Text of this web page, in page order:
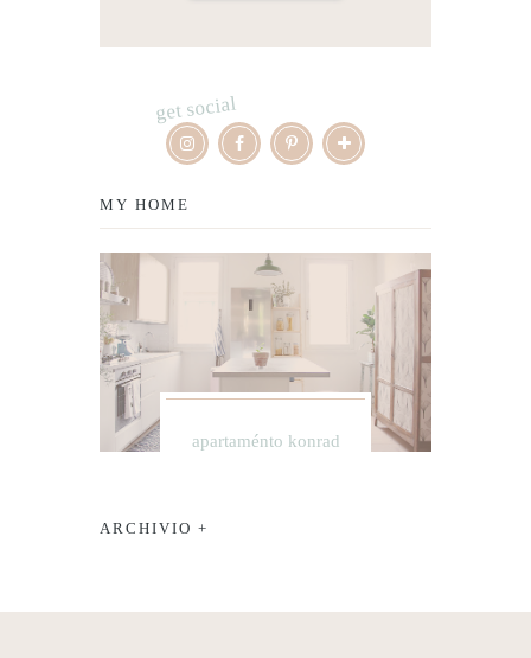
get social
MY HOME
apartaménto konrad
ARCHIVIO +